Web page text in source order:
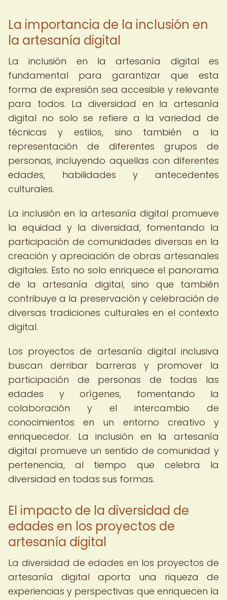
La importancia de la inclusión en
la artesanía digital
La inclusión en la artesanía digital es
fundamental para garantizar que esta
forma de expresión sea accesible y relevante
para todos. La diversidad en la artesanía
digital no solo se refiere a la variedad de
técnicas y estilos, sino también a la
representación de diferentes grupos de
personas, incluyendo aquellas con diferentes
edades, habilidades y antecedentes
culturales.
La inclusión en la artesanía digital promueve
la equidad y la diversidad, fomentando la
participación de comunidades diversas en la
creación y apreciación de obras artesanales
digitales. Esto no solo enriquece el panorama
de la artesanía digital, sino que también
contribuye a la preservación y celebración de
diversas tradiciones culturales en el contexto
digital.
Los proyectos de artesanía digital inclusiva
buscan derribar barreras y promover la
participación de personas de todas las
edades y orígenes, fomentando la
colaboración y el intercambio de
conocimientos en un entorno creativo y
enriquecedor. La inclusión en la artesanía
digital promueve un sentido de comunidad y
pertenencia, al tiempo que celebra la
diversidad en todas sus formas.
El impacto de la diversidad de
edades en los proyectos de
artesanía digital
La diversidad de edades en los proyectos de
artesanía digital aporta una riqueza de
experiencias y perspectivas que enriquecen la